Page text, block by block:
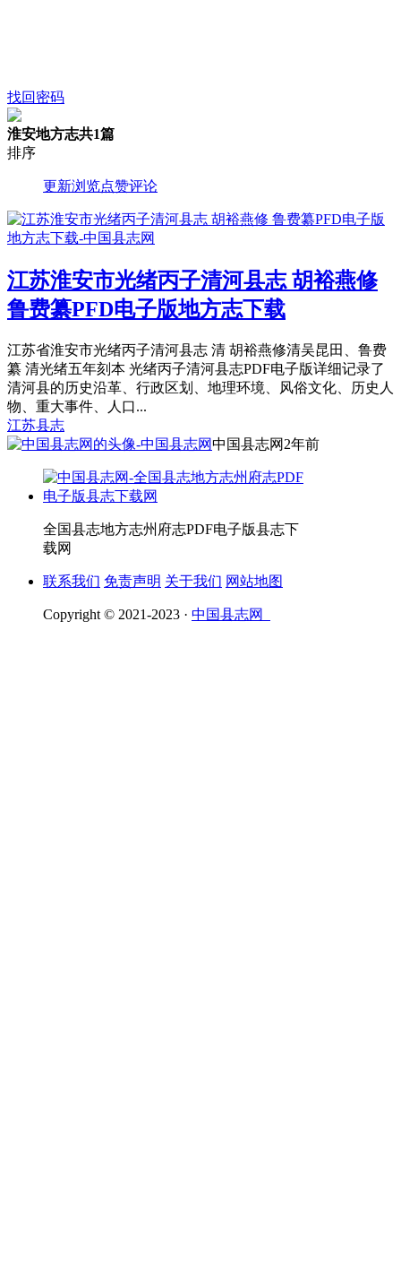
找回密码
淮安地方志共1篇
排序
更新浏览点赞评论
江苏淮安市光绪丙子清河县志 胡裕燕修
鲁费纂PFD电子版地方志下载
江苏省淮安市光绪丙子清河县志 清 胡裕燕修清吴昆田、鲁费
纂 清光绪五年刻本 光绪丙子清河县志PDF电子版详细记录了
清河县的历史沿革、行政区划、地理环境、风俗文化、历史人
物、重大事件、人口...
江苏县志
中国县志网 2年前
全国县志地方志州府志PDF电子版县志下
载网
联系我们 免责声明 关于我们 网站地图
Copyright © 2021-2023 · 中国县志网